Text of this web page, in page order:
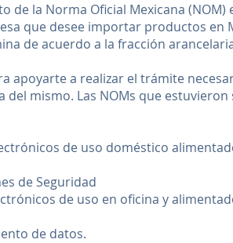
de la Norma Oficial Mexicana
que desee importar productos en
de acuerdo a la fracción
apoyarte a realizar el trámite
mismo. Las NOMs que estuvieron
de uso doméstico
de Seguridad
de uso en oficina y
de datos.